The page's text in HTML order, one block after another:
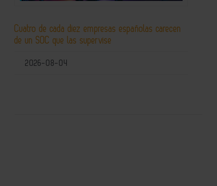
Cuatro de cada diez empresas españolas carecen
de un SOC que las supervise
2026-08-04